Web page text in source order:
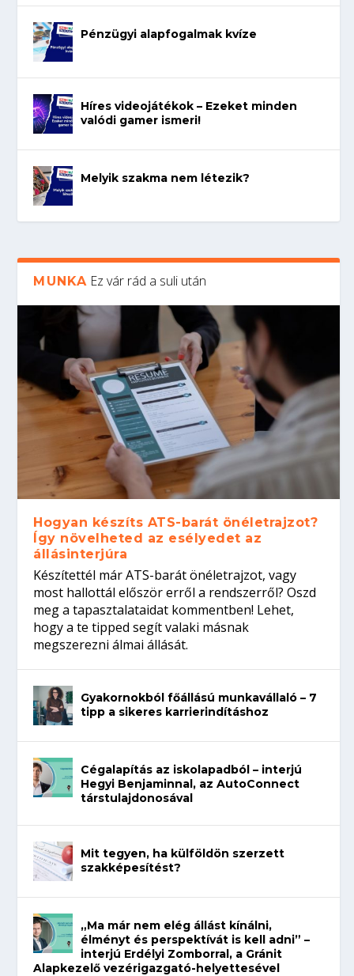
Pénzügyi alapfogalmak kvíze
Híres videojátékok – Ezeket minden
valódi gamer ismeri!
Melyik szakma nem létezik?
MUNKA Ez vár rád a suli után
Hogyan készíts ATS-barát önéletrajzot?
Így növelheted az esélyedet az
állásinterjúra
Készítettél már ATS-barát önéletrajzot, vagy
most hallottál először erről a rendszerről? Oszd
meg a tapasztalataidat kommentben! Lehet,
hogy a te tipped segít valaki másnak
megszerezni álmai állását.
Gyakornokból főállású munkavállaló – 7
tipp a sikeres karrierindításhoz
Cégalapítás az iskolapadból – interjú
Hegyi Benjaminnal, az AutoConnect
társtulajdonosával
Mit tegyen, ha külföldön szerzett
szakképesítést?
„Ma már nem elég állást kínálni,
élményt és perspektívát is kell adni” –
interjú Erdélyi Zomborral, a Gránit
Alapkezelő vezérigazgató-helyettesével